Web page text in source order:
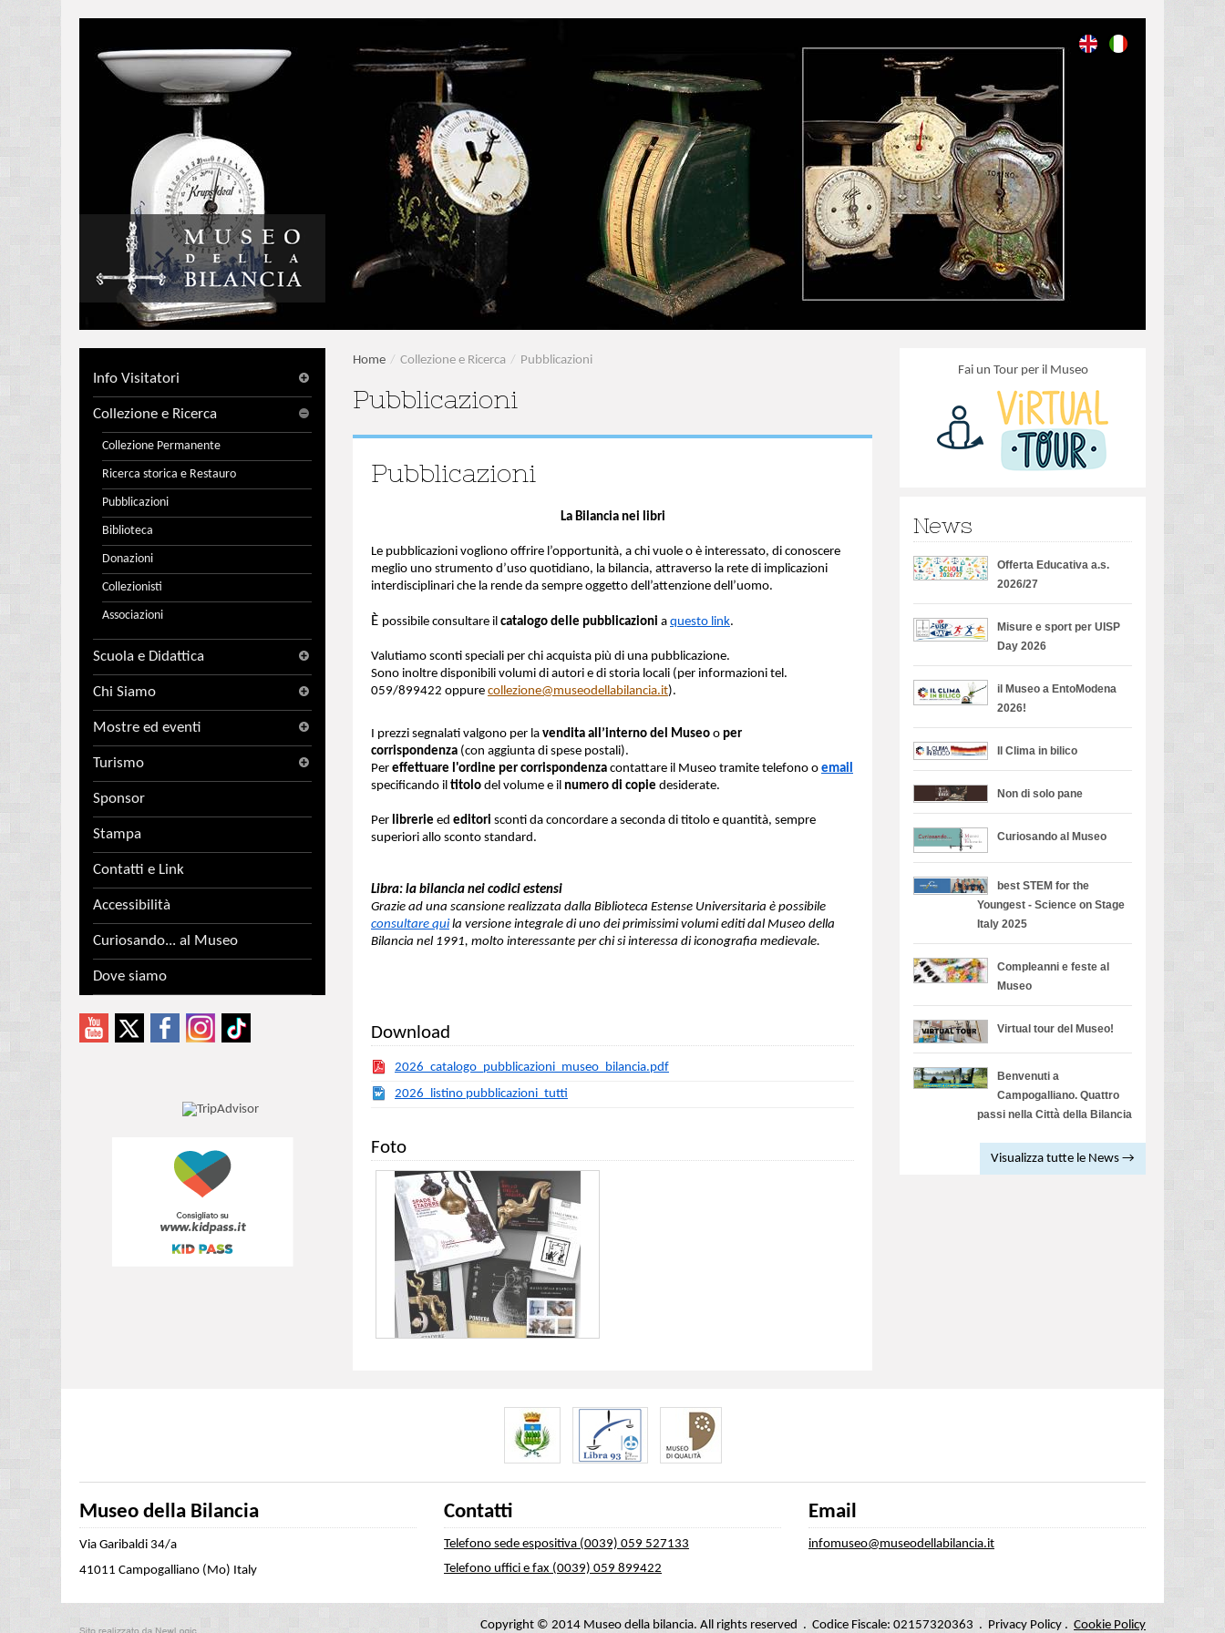
Info Visitatori
Collezione e Ricerca
Collezione Permanente
Ricerca storica e Restauro
Pubblicazioni
Biblioteca
Donazioni
Collezionisti
Associazioni
Scuola e Didattica
Chi Siamo
Mostre ed eventi
Turismo
Sponsor
Stampa
Contatti e Link
Accessibilità
Curiosando... al Museo
Dove siamo
Home / Collezione e Ricerca / Pubblicazioni
Pubblicazioni
Pubblicazioni
La Bilancia nei libri
Le pubblicazioni vogliono offrire l’opportunità, a chi vuole o è interessato, di conoscere
meglio uno strumento d’uso quotidiano, la bilancia, attraverso la rete di implicazioni
interdisciplinari che la rende da sempre oggetto dell’attenzione dell’uomo.
È possibile consultare il catalogo delle pubblicazioni a questo link.
Valutiamo sconti speciali per chi acquista più di una pubblicazione.
Sono inoltre disponibili volumi di autori e di storia locali (per informazioni tel.
059/899422 oppure collezione@museodellabilancia.it).
I prezzi segnalati valgono per la vendita all’interno del Museo o per
corrispondenza (con aggiunta di spese postali).
Per effettuare l'ordine per corrispondenza contattare il Museo tramite telefono o email
specificando il titolo del volume e il numero di copie desiderate.
Per librerie ed editori sconti da concordare a seconda di titolo e quantità, sempre
superiori allo sconto standard.
Libra: la bilancia nei codici estensi
Grazie ad una scansione realizzata dalla Biblioteca Estense Universitaria è possibile
consultare qui la versione integrale di uno dei primissimi volumi editi dal Museo della
Bilancia nel 1991, molto interessante per chi si interessa di iconografia medievale.
Download
2026_catalogo_pubblicazioni_museo_bilancia.pdf
2026_listino pubblicazioni_tutti
Foto
Fai un Tour per il Museo
News
Offerta Educativa a.s.
2026/27
Misure e sport per UISP
Day 2026
il Museo a EntoModena
2026!
Il Clima in bilico
Non di solo pane
Curiosando al Museo
best STEM for the
Youngest - Science on Stage
Italy 2025
Compleanni e feste al
Museo
Virtual tour del Museo!
Benvenuti a
Campogalliano. Quattro
passi nella Città della Bilancia
Visualizza tutte le News →
Museo della Bilancia
Via Garibaldi 34/a
41011 Campogalliano (Mo) Italy
Contatti
Telefono sede espositiva (0039) 059 527133
Telefono uffici e fax (0039) 059 899422
Email
infomuseo@museodellabilancia.it
Copyright © 2014 Museo della bilancia. All rights reserved . Codice Fiscale: 02157320363 . Privacy Policy . Cookie Policy